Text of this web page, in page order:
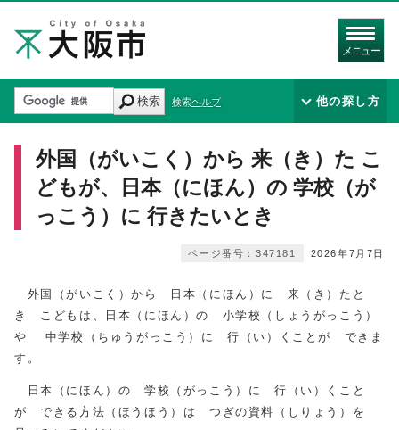
メニュー
検索 検索ヘルプ 他の探し方
外国（がいこく）から 来（き）た こ
どもが、日本（にほん）の 学校（が
っこう）に 行きたいとき
2026年7月7日
ページ番号：347181
外国（がいこく）から 日本（にほん）に 来（き）たと
き こどもは、日本（にほん）の 小学校（しょうがっこう）
や 中学校（ちゅうがっこう）に 行（い）くことが できま
す。
日本（にほん）の 学校（がっこう）に 行（い）くこと
が できる方法（ほうほう）は つぎの資料（しりょう）を